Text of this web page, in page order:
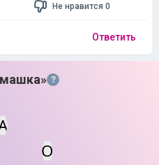
Не нравится 0
Ответить
?
О